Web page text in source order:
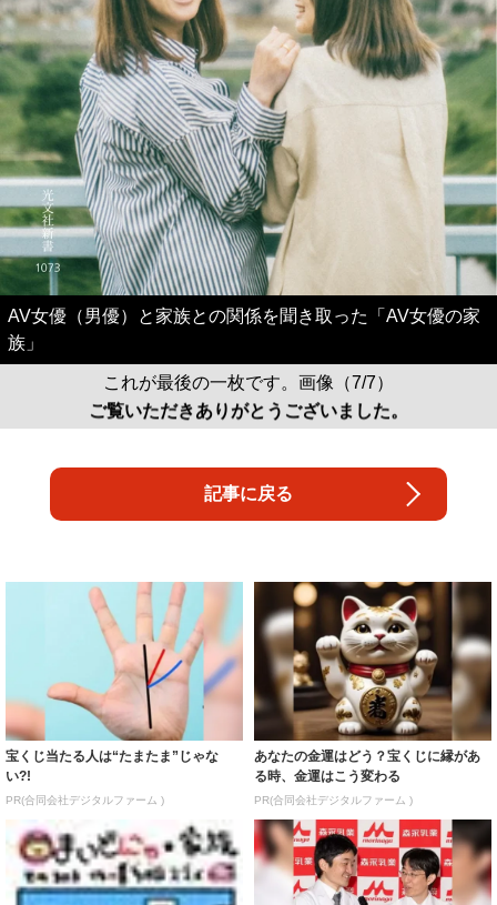
AV女優（男優）と家族との関係を聞き取った「AV女優の家
族」
これが最後の一枚です。画像（7/7）
ご覧いただきありがとうございました。
記事に戻る
宝くじ当たる人は“たまたま”じゃな
い?!
PR(合同会社デジタルファーム )
あなたの金運はどう？宝くじに縁があ
る時、金運はこう変わる
PR(合同会社デジタルファーム )